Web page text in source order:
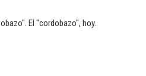
El "cordobazo", hoy.